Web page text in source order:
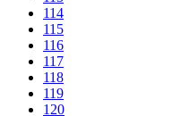
114
115
116
117
118
119
120